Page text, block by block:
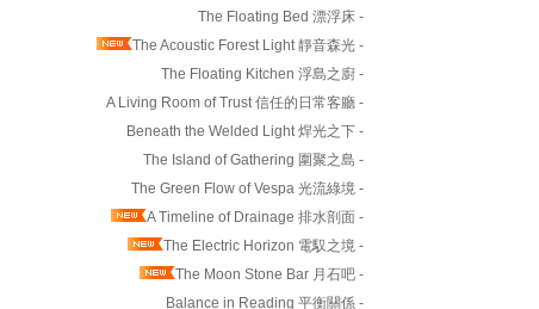
The Floating Bed 漂浮床 -
The Acoustic Forest Light 靜音森光 -
The Floating Kitchen 浮島之廚 -
A Living Room of Trust 信任的日常客廳 -
Beneath the Welded Light 焊光之下 -
The Island of Gathering 圍聚之島 -
The Green Flow of Vespa 光流綠境 -
A Timeline of Drainage 排水剖面 -
The Electric Horizon 電馭之境 -
The Moon Stone Bar 月石吧 -
Balance in Reading 平衡關係 -